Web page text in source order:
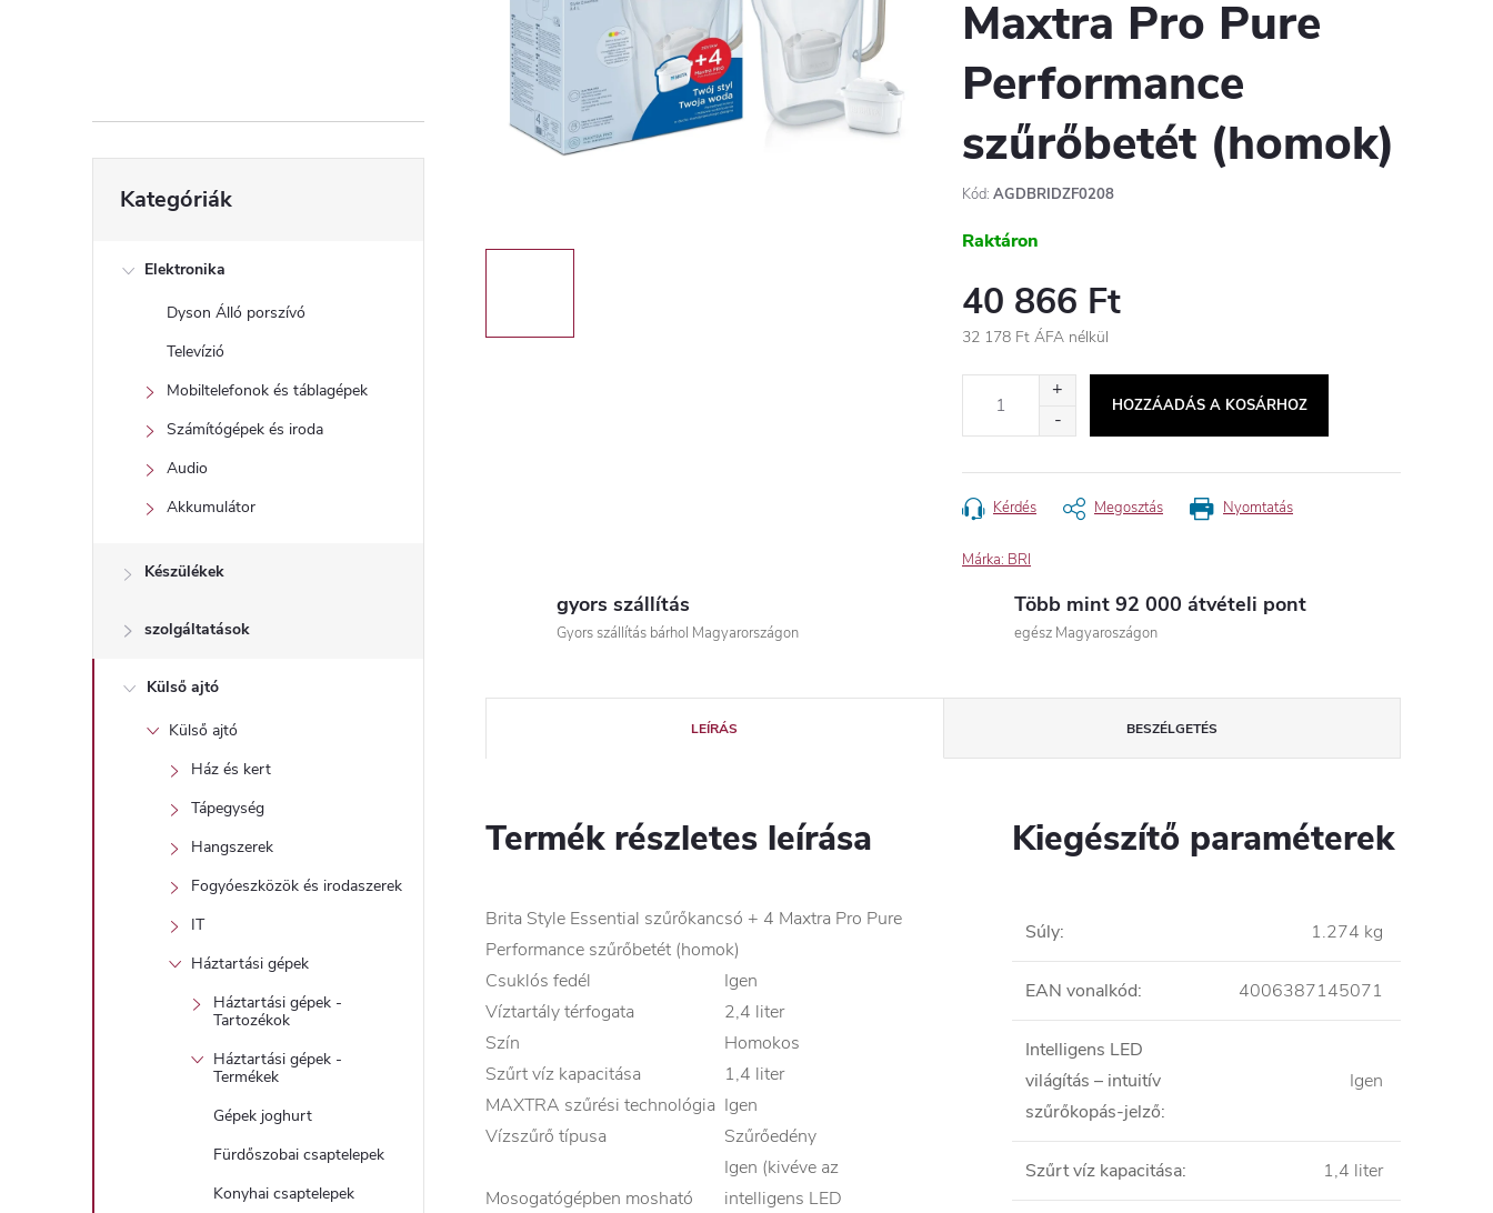
l
sátugrása
Kategóriák
Elektronika
Dyson Álló porszívó
Televízió
Mobiltelefonok és táblagépek
Számítógépek és iroda
Audio
Akkumulátor
Készülékek
szolgáltatások
Külső ajtó
Külső ajtó
Ház és kert
Tápegység
Hangszerek
Fogyóeszközök és irodaszerek
IT
Háztartási gépek
Háztartási gépek -
Tartozékok
Háztartási gépek -
Termékek
Gépek joghurt
Fürdőszobai csaptelepek
Konyhai csaptelepek
Maxtra Pro Pure
Performance
szűrőbetét (homok)
Kód: AGDBRIDZF0208
Raktáron
40 866 Ft
32 178 Ft ÁFA nélkül
HOZZÁADÁS A KOSÁRHOZ
Nyomtatás
Kérdés Megosztás
Márka: BRI
gyors szállítás
Gyors szállítás bárhol Magyarországon
Több mint 92 000 átvételi pont
egész Magyaroszágon
LEÍRÁS BESZÉLGETÉS
Termék részletes leírása
Brita Style Essential szűrőkancsó + 4 Maxtra Pro Pure
Performance szűrőbetét (homok)
Csuklós fedél
Igen
Víztartály térfogata
2,4 liter
Szín
Homokos
Szűrt víz kapacitása
1,4 liter
MAXTRA szűrési technológia Igen
Vízszűrő típusa
Szűrőedény
Mosogatógépben mosható
Igen (kivéve az
intelligens LED
Kiegészítő paraméterek
Súly: 1.274 kg
EAN vonalkód: 4006387145071
Intelligens LED
világítás – intuitív
szűrőkopás-jelző:
Igen
Szűrt víz kapacitása: 1,4 liter